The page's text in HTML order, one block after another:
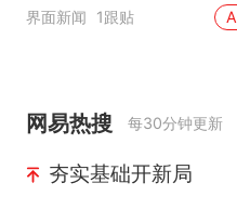
界面新闻 1跟贴
网易热搜 每30分钟更新
夯实基础开新局